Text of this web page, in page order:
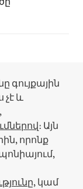
գույքային
և
։ Այն
որոնք
, կամ